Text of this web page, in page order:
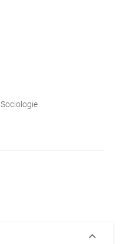
Sociologie
keyboard_arrow_down